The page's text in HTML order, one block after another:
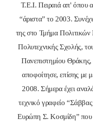
Τ.Ε.Ι. Πειραιά απ' όπου
“άριστα” το 2003.
της στο Τμήμα
Πολυτεχνικής Σχολής,
Πανεπιστημίου
αποφοίτησε, επίσης με
2008. Σήμερα έχει
τεχνικό γραφείο
Ευρώπη Σ. Κοσμίδη” που